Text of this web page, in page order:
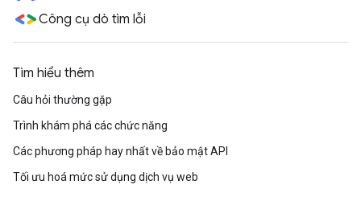
Công cụ dò tìm lỗi
Tìm hiểu thêm
Câu hỏi thường gặp
Trình khám phá các chức năng
Các phương pháp hay nhất về bảo mật API
Tối ưu hoá mức sử dụng dịch vụ web